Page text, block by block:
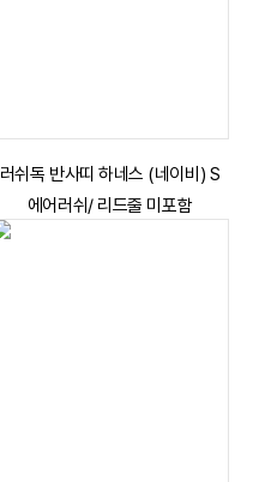
러쉬독 반사띠 하네스 (네이비) S
에어러쉬/ 리드줄 미포함